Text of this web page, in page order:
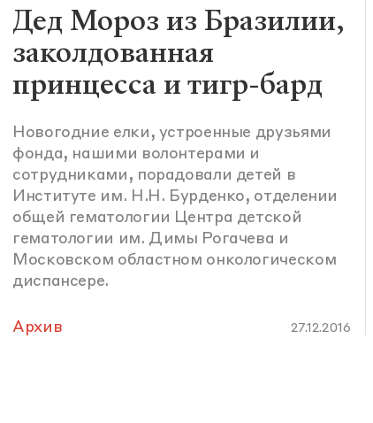
Дед Мороз из Бразилии,
заколдованная
принцесса и тигр-бард
Новогодние елки, устроенные друзьями
фонда, нашими волонтерами и
сотрудниками, порадовали детей в
Институте им. Н.Н. Бурденко, отделении
общей гематологии Центра детской
гематологии им. Димы Рогачева и
Московском областном онкологическом
диспансере.
Архив 27.12.2016